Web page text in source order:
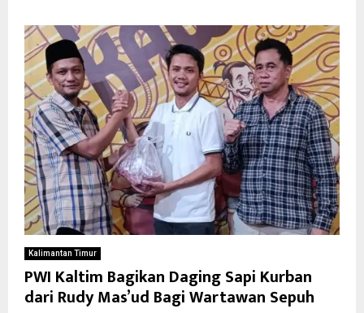
Kalimantan Timur
PWI Kaltim Bagikan Daging Sapi Kurban
dari Rudy Mas’ud Bagi Wartawan Sepuh